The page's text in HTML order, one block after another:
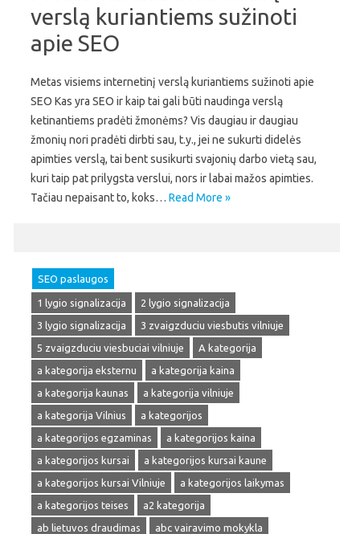
verslą kuriantiems sužinoti
apie SEO
Metas visiems internetinį verslą kuriantiems sužinoti apie
SEO Kas yra SEO ir kaip tai gali būti naudinga verslą
ketinantiems pradėti žmonėms? Vis daugiau ir daugiau
žmonių nori pradėti dirbti sau, t.y., jei ne sukurti didelės
apimties verslą, tai bent susikurti svajonių darbo vietą sau,
kuri taip pat prilygsta verslui, nors ir labai mažos apimties.
Tačiau nepaisant to, koks… Read More »
SEO paslaugos
1 lygio signalizacija
2 lygio signalizacija
3 lygio signalizacija
3 zvaigzduciu viesbutis vilniuje
5 zvaigzduciu viesbuciai vilniuje
A kategorija
a kategorija eksternu
a kategorija kaina
a kategorija kaunas
a kategorija vilniuje
a kategorija Vilnius
a kategorijos
a kategorijos egzaminas
a kategorijos kaina
a kategorijos kursai
a kategorijos kursai kaune
a kategorijos kursai Vilniuje
a kategorijos laikymas
a kategorijos teises
a2 kategorija
ab lietuvos draudimas
abc vairavimo mokykla